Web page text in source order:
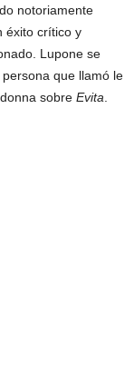
notoriamente
éxito crítico y
Lupone se
que llamó le
sobre Evita